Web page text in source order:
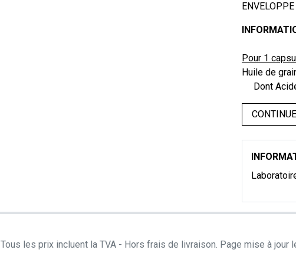
Pour 1
Huile de
Dont
Tous les prix incluent la TVA - Hors frais de livraison. Page mise à jour